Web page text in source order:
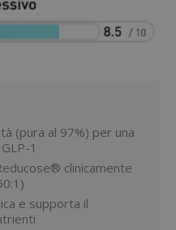
(pura al 97%) per una
1
clinicamente
e supporta il